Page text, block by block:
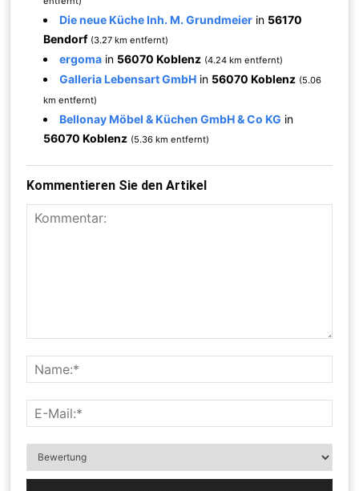
Die neue Küche Inh. M. Grundmeier in 56170
Bendorf (3.27 km entfernt)
ergoma in 56070 Koblenz (4.24 km entfernt)
Galleria Lebensart GmbH in 56070 Koblenz (5.06
km entfernt)
Bellonay Möbel & Küchen GmbH & Co KG in
56070 Koblenz (5.36 km entfernt)
Kommentieren Sie den Artikel